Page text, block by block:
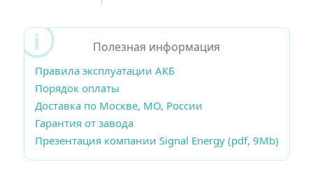
Полезная информация
Правила эксплуатации АКБ
Порядок оплаты
Доставка по Москве, МО, России
Гарантия от завода
Презентация компании Signal Energy (pdf, 9Mb)